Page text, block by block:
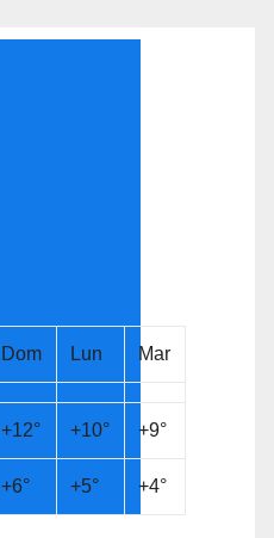
Dom Lun Mar
+12° +10° +9°
+6° +5° +4°